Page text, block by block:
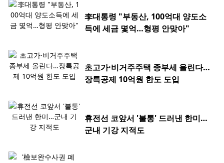
李대통령 "부동산, 100억대 양도소
득에 세금 몇억…형평 안맞아"
초고가·비거주주택 종부세 올린다…
장특공제 10억원 한도 도입
휴전선 코앞서 '불통' 드러낸 한미…
군내 기강 지적도